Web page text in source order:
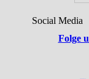
Social Media
Folge